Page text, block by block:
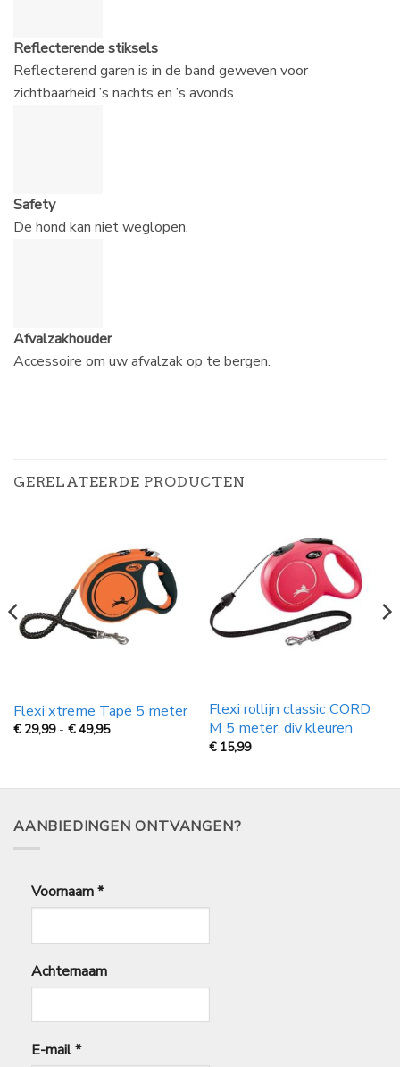
Reflecterende stiksels
Reflecterend garen is in de band geweven voor
zichtbaarheid ’s nachts en ’s avonds
Safety
De hond kan niet weglopen.
Afvalzakhouder
Accessoire om uw afvalzak op te bergen.
GERELATEERDE PRODUCTEN
Flexi xtreme Tape 5 meter
€ 29,99 - €49,95Prijsklasse:
49,95
Flexi rollijn classic CORD
M 5 meter, div kleuren
€ 15,99
AANBIEDINGEN ONTVANGEN?
Voornaam*
Achternaam
E-mail*